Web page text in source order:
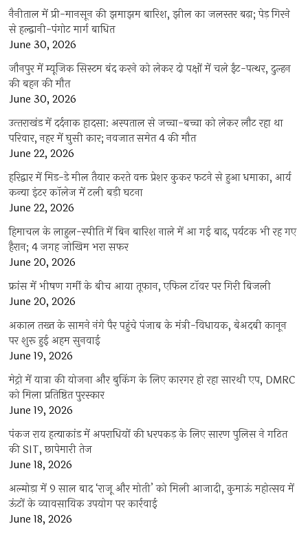
नैनीताल में प्री-मानसून की झमाझम बारिश, झील का जलस्तर बढ़ा; पेड़ गिरने
से हल्द्वानी-पंगोट मार्ग बाधित
June 30, 2026
जौनपुर में म्यूजिक सिस्टम बंद करने को लेकर दो पक्षों में चले ईंट-पत्थर, दुल्हन
की बहन की मौत
June 30, 2026
उत्‍तराखंड में दर्दनाक हादसा: अस्पताल से जच्चा-बच्चा को लेकर लौट रहा था
परिवार, नहर में घुसी कार; नवजात समेत 4 की मौत
June 22, 2026
हरिद्वार में मिड-डे मील तैयार करते वक्त प्रेशर कुकर फटने से हुआ धमाका, आर्य
कन्या इंटर कॉलेज में टली बड़ी घटना
June 22, 2026
हिमाचल के लाहुल-स्पीति में बिन बारिश नाले में आ गई बाढ़, पर्यटक भी रह गए
हैरान; 4 जगह जोखिम भरा सफर
June 20, 2026
फ्रांस में भीषण गर्मी के बीच आया तूफान, एफिल टॉवर पर गिरी बिजली
June 20, 2026
अकाल तख्त के सामने नंगे पैर पहुंचे पंजाब के मंत्री-विधायक, बेअदबी कानून
पर शुरू हुई अहम सुनवाई
June 19, 2026
मेट्रो में यात्रा की योजना और बुकिंग के लिए कारगर हो रहा सारथी एप, DMRC
को मिला प्रतिष्ठित पुरस्कार
June 19, 2026
पंकज राय हत्याकांड में अपराधियों की धरपकड़ के लिए सारण पुलिस ने गठित
की SIT, छापेमारी तेज
June 18, 2026
अल्मोड़ा में 9 साल बाद ‘राजू और मोती’ को मिली आजादी, कुमाऊं महोत्सव में
ऊंटों के व्यावसायिक उपयोग पर कार्रवाई
June 18, 2026